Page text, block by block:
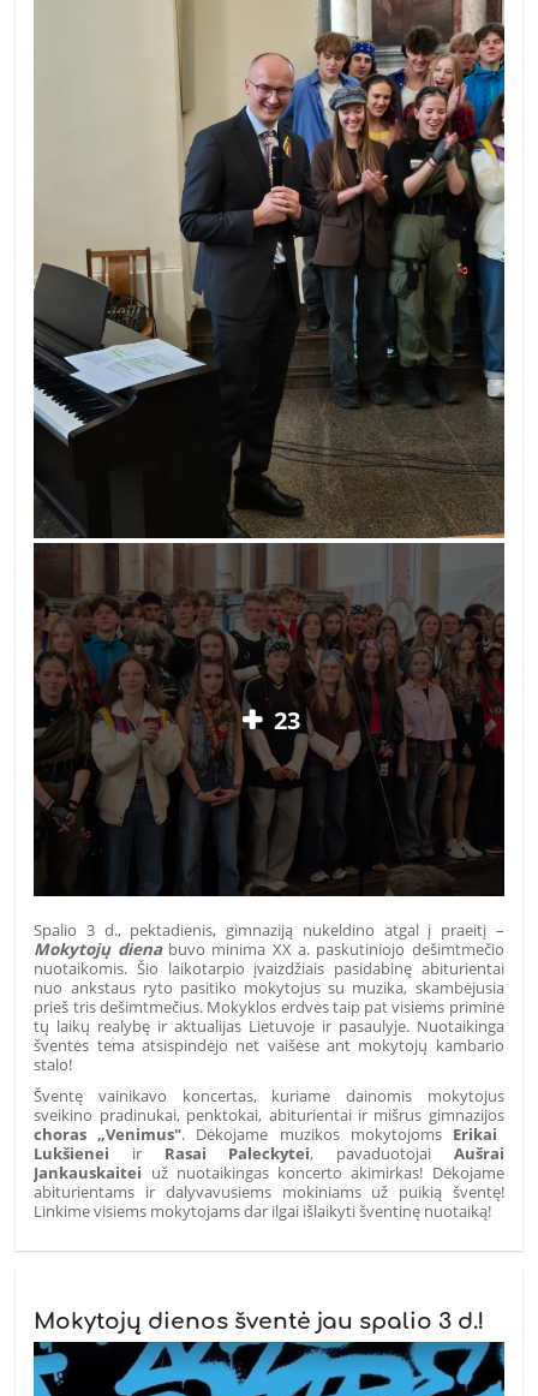
23
Spalio 3 d., pektadienis, gimnaziją nukeldino atgal į praeitį –
Mokytojų diena buvo minima XX a. paskutiniojo dešimtmečio
nuotaikomis. Šio laikotarpio įvaizdžiais pasidabinę abiturientai
nuo ankstaus ryto pasitiko mokytojus su muzika, skambėjusia
prieš tris dešimtmečius. Mokyklos erdvės taip pat visiems priminė
tų laikų realybę ir aktualijas Lietuvoje ir pasaulyje. Nuotaikinga
šventės tema atsispindėjo net vaišėse ant mokytojų kambario
stalo!
Šventę vainikavo koncertas, kuriame dainomis mokytojus
sveikino pradinukai, penktokai, abiturientai ir mišrus gimnazijos
choras „Venimus". Dėkojame muzikos mokytojoms Erikai
Lukšienei ir Rasai Paleckytei, pavaduotojai Aušrai
Jankauskaitei už nuotaikingas koncerto akimirkas! Dėkojame
abiturientams ir dalyvavusiems mokiniams už puikią šventę!
Linkime visiems mokytojams dar ilgai išlaikyti šventinę nuotaiką!
Mokytojų dienos šventė jau spalio 3 d.!